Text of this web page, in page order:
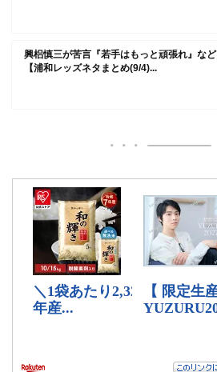
興梠慎三が苦言『若手はもっと頑張れ』など
【浦和レッズネタまとめ(9/4)...